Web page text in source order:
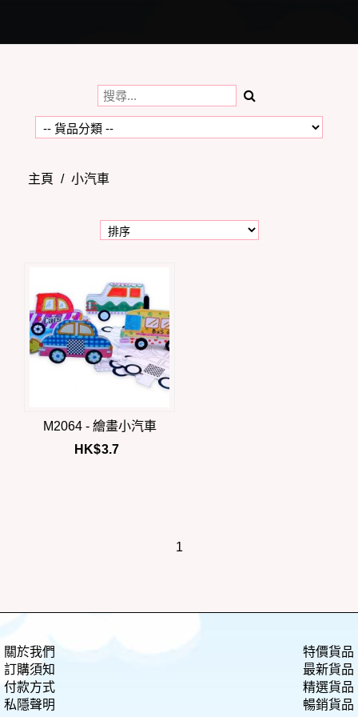
主頁 / 小汽車
M2064 - 繪畫小汽車
HK$3.7
1
關於我們
訂購須知
付款方式
私隱聲明
特價貨品
最新貨品
精選貨品
暢銷貨品